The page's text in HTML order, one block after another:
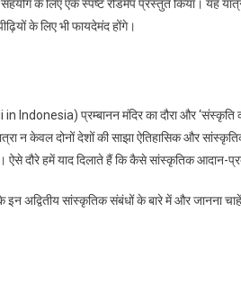
के लिए एक स्पष्ट रोडमैप प्रस्तुत किया। यह
के लिए भी फायदेमंद होंगे।
in Indonesia) प्रम्बानन मंदिर का दौरा और
न केवल दोनों देशों की साझा ऐतिहासिक और
ऐसे दौरे हमें याद दिलाते हैं कि कैसे सांस्कृतिक आदान-
अद्वितीय सांस्कृतिक संबंधों के बारे में और जानना